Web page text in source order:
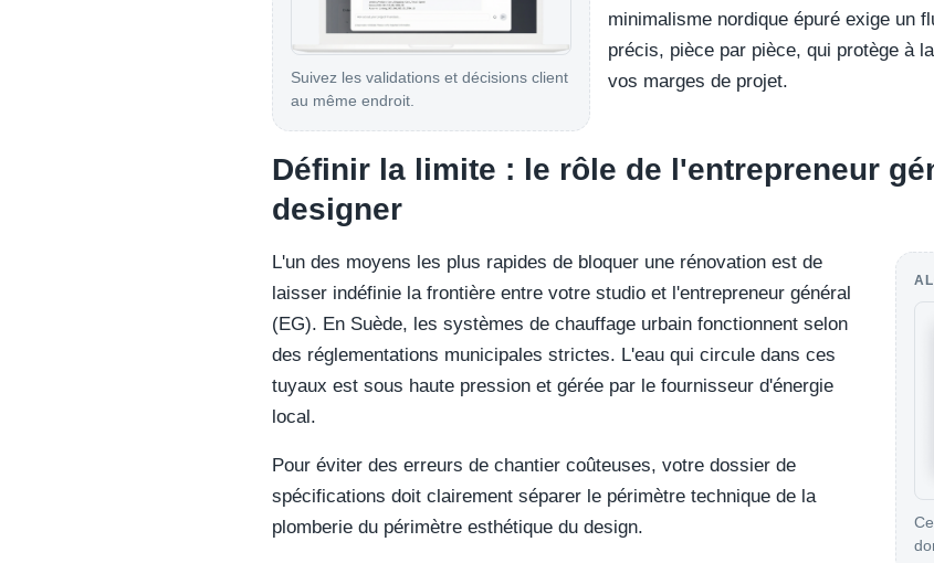
Suivez les validations et décisions client
au même endroit.
minimalisme nordique épuré exige un
précis, pièce par pièce, qui protège à
vos marges de projet.
Définir la limite : le rôle de l'entrepreneur
designer
L'un des moyens les plus rapides de bloquer une rénovation est de
laisser indéfinie la frontière entre votre studio et l'entrepreneur général
(EG). En Suède, les systèmes de chauffage urbain fonctionnent selon
des réglementations municipales strictes. L'eau qui circule dans ces
tuyaux est sous haute pression et gérée par le fournisseur d'énergie
local.
Pour éviter des erreurs de chantier coûteuses, votre dossier de
spécifications doit clairement séparer le périmètre technique de la
plomberie du périmètre esthétique du design.